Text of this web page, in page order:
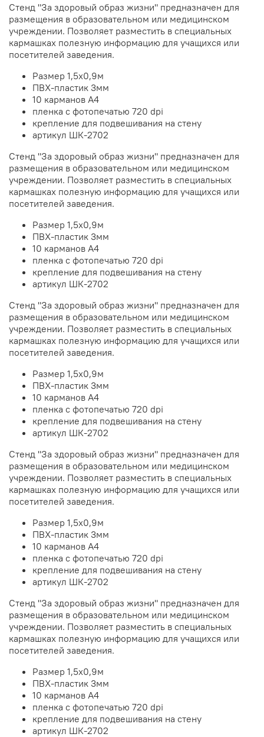
Стенд "За здоровый образ жизни" предназначен для
размещения в образовательном или медицинском
учреждении. Позволяет разместить в специальных
кармашках полезную информацию для учащихся или
посетителей заведения.
Размер 1,5х0,9м
ПВХ-пластик 3мм
10 карманов А4
пленка с фотопечатью 720 dpi
крепление для подвешивания на стену
артикул ШК-2702
Стенд "За здоровый образ жизни" предназначен для
размещения в образовательном или медицинском
учреждении. Позволяет разместить в специальных
кармашках полезную информацию для учащихся или
посетителей заведения.
Размер 1,5х0,9м
ПВХ-пластик 3мм
10 карманов А4
пленка с фотопечатью 720 dpi
крепление для подвешивания на стену
артикул ШК-2702
Стенд "За здоровый образ жизни" предназначен для
размещения в образовательном или медицинском
учреждении. Позволяет разместить в специальных
кармашках полезную информацию для учащихся или
посетителей заведения.
Размер 1,5х0,9м
ПВХ-пластик 3мм
10 карманов А4
пленка с фотопечатью 720 dpi
крепление для подвешивания на стену
артикул ШК-2702
Стенд "За здоровый образ жизни" предназначен для
размещения в образовательном или медицинском
учреждении. Позволяет разместить в специальных
кармашках полезную информацию для учащихся или
посетителей заведения.
Размер 1,5х0,9м
ПВХ-пластик 3мм
10 карманов А4
пленка с фотопечатью 720 dpi
крепление для подвешивания на стену
артикул ШК-2702
Стенд "За здоровый образ жизни" предназначен для
размещения в образовательном или медицинском
учреждении. Позволяет разместить в специальных
кармашках полезную информацию для учащихся или
посетителей заведения.
Размер 1,5х0,9м
ПВХ-пластик 3мм
10 карманов А4
пленка с фотопечатью 720 dpi
крепление для подвешивания на стену
артикул ШК-2702